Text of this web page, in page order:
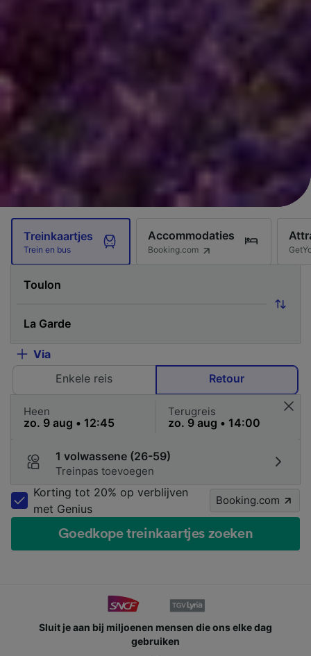
Treinkaartjes
Trein en bus
Accommodaties
Booking.com
Via
Enkele reis
Retour
Heen Terugreis
1 volwassene (26-59)
Treinpas toevoegen
Korting tot 20% op verblijven
met Genius
Booking.com
Goedkope treinkaartjes zoeken
Sluit je aan bij miljoenen mensen die ons elke dag
gebruiken